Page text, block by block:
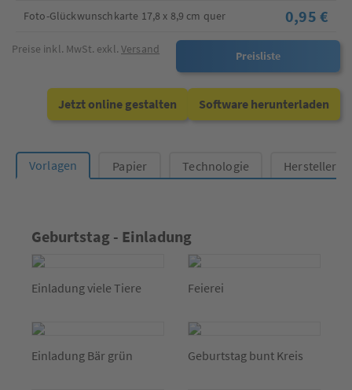
Foto-Glückwunschkarte 17,8 x 8,9 cm quer 0,95 €
Preisliste
Preise inkl. MwSt. exkl.Versand
Jetzt online gestalten Software herunterladen
Vorlagen Papier Technologie Hersteller
Geburtstag - Einladung
Einladung viele Tiere Feierei
Einladung Bär grün Geburtstag bunt Kreis